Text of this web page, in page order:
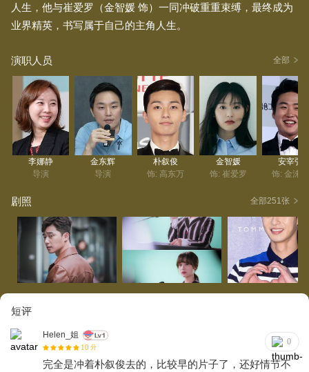
人生，他与崔爱罗（金智媛 饰）一同冲破重重束缚，最终成为
业界精英，书写属于自己的主角人生。
演职人员 全部
李娜静
导演
金东辉
导演
朴叙俊
饰: 高东万
金智媛
饰: 崔爱罗
安宰弘
饰: 金洙万
剧照 全部251张
短评
Helen_姐
10 分
0
完全是冲着朴叙俊去的，比较早的片子了，还好情节不